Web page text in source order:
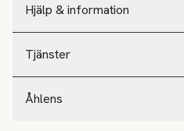
Hjälp & information
Tjänster
Åhlens